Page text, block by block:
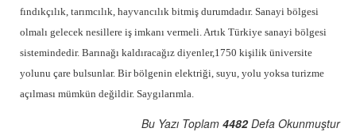
fındıkçılık, tarımcılık, hayvancılık bitmiş durumdadır. Sanayi bölgesi
olmalı gelecek nesillere iş imkanı vermeli. Artık Türkiye sanayi bölgesi
sistemindedir. Barınağı kaldıracağız diyenler,1750 kişilik üniversite
yolunu çare bulsunlar. Bir bölgenin elektriği, suyu, yolu yoksa turizme
açılması mümkün değildir. Saygılarımla.
Bu Yazı Toplam 4482Defa Okunmuştur